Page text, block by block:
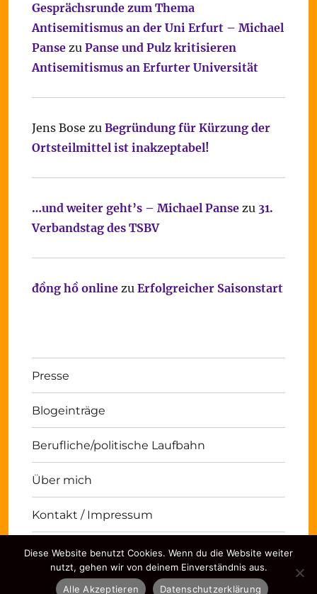
Gesprächsrunde zum Thema
Antisemitismus an der Uni Erfurt – Michael
Pansezu Panse und Pulz kritisieren
Antisemitismus an Erfurter Universität
Jens Bose zu Begründung für Kürzung der
Ortsteilmittel ist inakzeptabel!
…und weiter geht’s – Michael Pansezu 31.
Verbandstag des TSBV
đồng hồ onlinezu Erfolgreicher Saisonstart
Presse
Blogeinträge
Berufliche/politische Laufbahn
Über mich
Kontakt / Impressum
Michael Panse Kontakt / Impressum
Stolz
präsentiert von WordPress
Diese Website benutzt Cookies. Wenn du die Website weiter
nutzt, gehen wir von deinem Einverständnis aus.
Alle Akzeptieren
Datenschutzerklärung